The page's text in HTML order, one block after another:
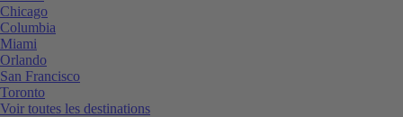
Chicago
Columbia
Miami
Orlando
San Francisco
Toronto
Voir toutes les destinations